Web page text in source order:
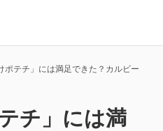
ポテチ」には満足できた？カルビー
チ」には満